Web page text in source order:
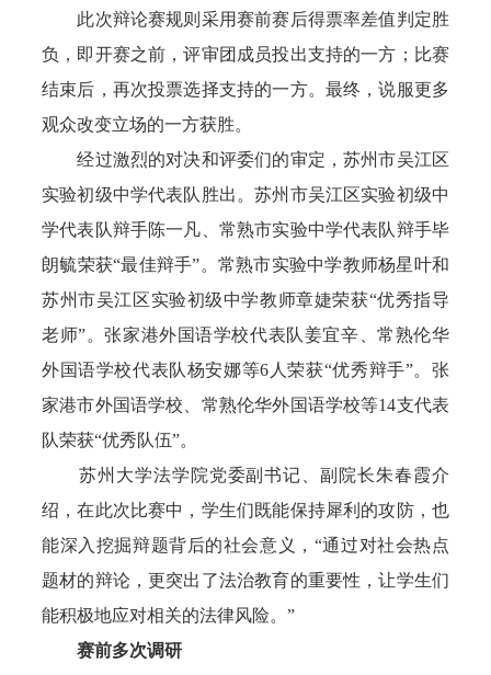
此次辩论赛规则采用赛前赛后得票率差值判定胜
负，即开赛之前，评审团成员投出支持的一方；比赛
结束后，再次投票选择支持的一方。最终，说服更多
观众改变立场的一方获胜。
经过激烈的对决和评委们的审定，苏州市吴江区
实验初级中学代表队胜出。苏州市吴江区实验初级中
学代表队辩手陈一凡、常熟市实验中学代表队辩手毕
朗毓荣获“最佳辩手”。常熟市实验中学教师杨星叶和
苏州市吴江区实验初级中学教师章婕荣获“优秀指导
老师”。张家港外国语学校代表队姜宜辛、常熟伦华
外国语学校代表队杨安娜等6人荣获“优秀辩手”。张
家港市外国语学校、常熟伦华外国语学校等14支代表
队荣获“优秀队伍”。
苏州大学法学院党委副书记、副院长朱春霞介
绍，在此次比赛中，学生们既能保持犀利的攻防，也
能深入挖掘辩题背后的社会意义，“通过对社会热点
题材的辩论，更突出了法治教育的重要性，让学生们
能积极地应对相关的法律风险。”
赛前多次调研